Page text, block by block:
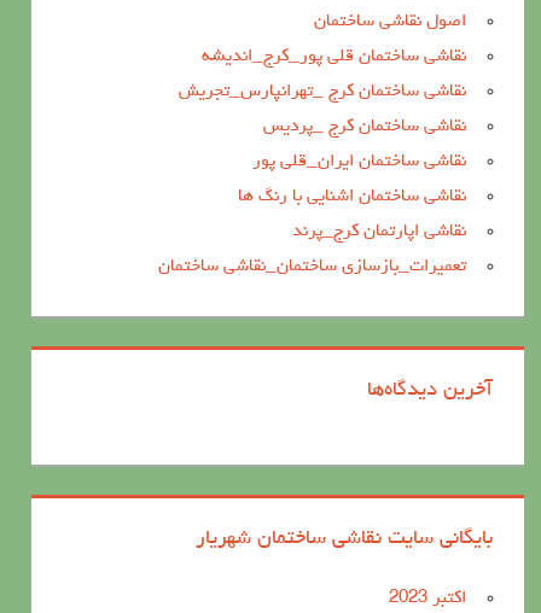
اصول نقاشی ساختمان
نقاشی ساختمان قلی پور_کرج_اندیشه
نقاشی ساختمان کرج _تهرانپارس_تجریش
نقاشی ساختمان کرج _پردیس
نقاشی ساختمان ایران_قلی پور
نقاشی ساختمان اشنایی با رنگ ها
نقاشی اپارتمان کرج_پرند
تعمیرات_بازسازی ساختمان_نقاشی ساختمان
آخرین دیدگاه‌ها
بایگانی سایت نقاشی ساختمان شهریار
اکتبر 2023